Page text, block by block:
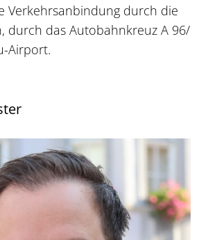
Verkehrsanbindung durch die
durch das Autobahnkreuz A 96/
Airport.